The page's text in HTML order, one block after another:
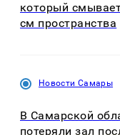
который
см пространства
Новости Самары
В Самарской
потеряли зал